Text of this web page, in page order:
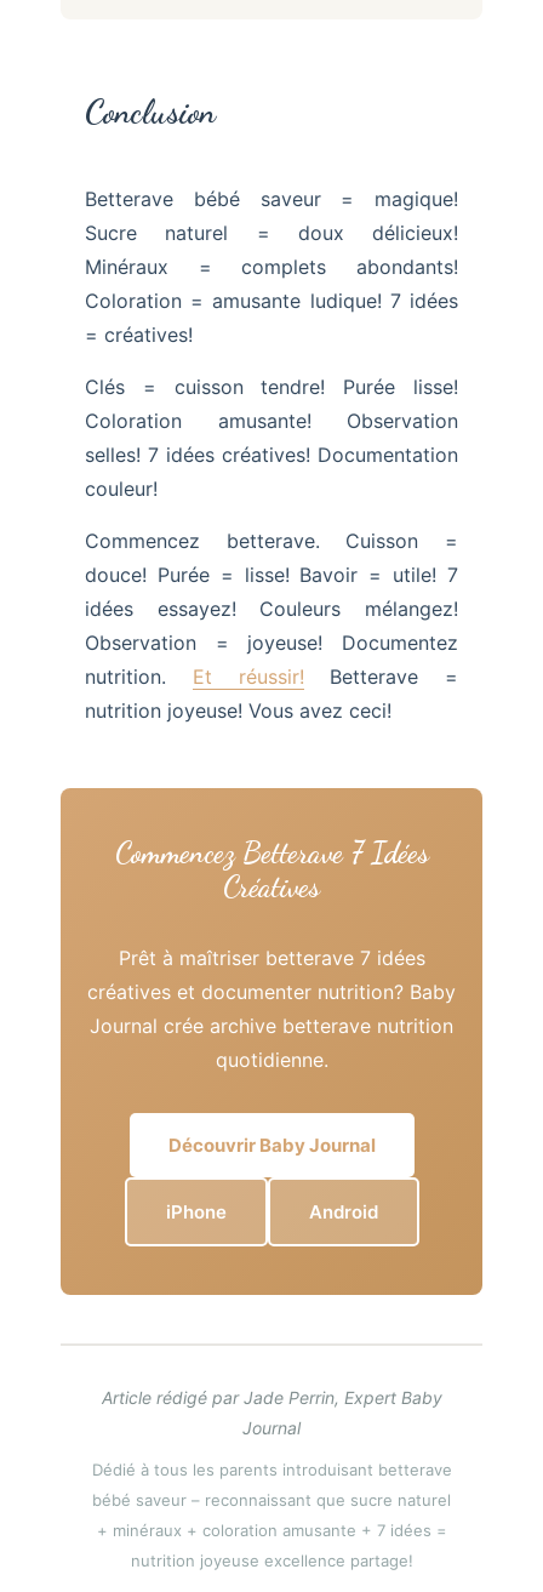
Conclusion
Betterave bébé saveur = magique!
Sucre naturel = doux délicieux!
Minéraux = complets abondants!
Coloration = amusante ludique! 7 idées
= créatives!
Clés = cuisson tendre! Purée lisse!
Coloration amusante! Observation
selles! 7 idées créatives! Documentation
couleur!
Commencez betterave. Cuisson =
douce! Purée = lisse! Bavoir = utile! 7
idées essayez! Couleurs mélangez!
Observation = joyeuse! Documentez
nutrition. Et réussir! Betterave =
nutrition joyeuse! Vous avez ceci!
Commencez Betterave 7 Idées
Créatives
Prêt à maîtriser betterave 7 idées
créatives et documenter nutrition? Baby
Journal crée archive betterave nutrition
quotidienne.
Découvrir Baby Journal
iPhone Android
Article rédigé par Jade Perrin, Expert Baby
Journal
Dédié à tous les parents introduisant betterave
bébé saveur – reconnaissant que sucre naturel
+ minéraux + coloration amusante + 7 idées =
nutrition joyeuse excellence partage!